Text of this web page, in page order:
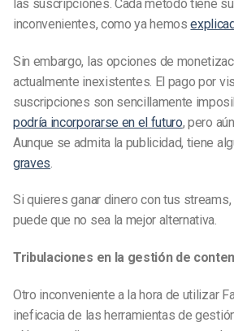
las suscripciones. Cada método tiene
inconvenientes, como ya hemos
Sin embargo, las opciones de
actualmente inexistentes. El pago por
suscripciones son sencillamente
podría incorporarse en el futuro, pero
Aunque se admita la publicidad, tiene
graves
Si quieres ganar dinero con tus
puede que no sea la mejor alternativa.
Tribulaciones en la gestión de
Otro inconveniente a la hora de utilizar
ineficacia de las herramientas de